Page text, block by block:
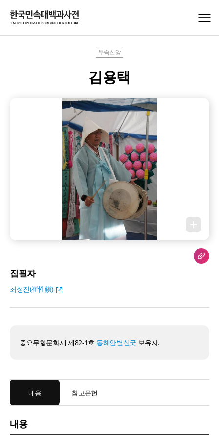
무속신앙
김용택
집필자
최성진(崔性鎭)
중요무형문화재 제82-1호 동해안별신굿 보유자.
내용 참고문헌
내용